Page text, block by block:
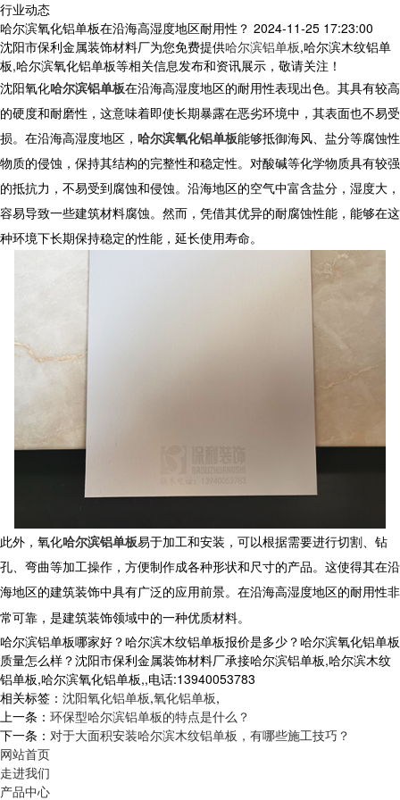
行业动态
哈尔滨氧化铝单板在沿海高湿度地区耐用性？ 2024-11-25 17:23:00
沈阳市保利金属装饰材料厂为您免费提供哈尔滨铝单板,哈尔滨木纹铝单
板,哈尔滨氧化铝单板等相关信息发布和资讯展示，敬请关注！
沈阳氧化哈尔滨铝单板在沿海高湿度地区的耐用性表现出色。其具有较高
的硬度和耐磨性，这意味着即使长期暴露在恶劣环境中，其表面也不易受
损。在沿海高湿度地区， 哈尔滨氧化铝单板能够抵御海风、盐分等腐蚀性
物质的侵蚀，保持其结构的完整性和稳定性。对酸碱等化学物质具有较强
的抵抗力，不易受到腐蚀和侵蚀。沿海地区的空气中富含盐分，湿度大，
容易导致一些建筑材料腐蚀。然而，凭借其优异的耐腐蚀性能，能够在这
种环境下长期保持稳定的性能，延长使用寿命。
此外， 氧化哈尔滨铝单板易于加工和安装，可以根据需要进行切割、钻
孔、弯曲等加工操作，方便制作成各种形状和尺寸的产品。这使得其在沿
海地区的建筑装饰中具有广泛的应用前景。在沿海高湿度地区的耐用性非
常可靠，是建筑装饰领域中的一种优质材料。
哈尔滨铝单板哪家好？哈尔滨木纹铝单板报价是多少？哈尔滨氧化铝单板
质量怎么样？沈阳市保利金属装饰材料厂承接哈尔滨铝单板,哈尔滨木纹
铝单板,哈尔滨氧化铝单板,,电话:13940053783
相关标签： 沈阳氧化铝单板,氧化铝单板,
上一条： 环保型哈尔滨铝单板的特点是什么？
下一条： 对于大面积安装哈尔滨木纹铝单板，有哪些施工技巧？
网站首页
走进我们
产品中心